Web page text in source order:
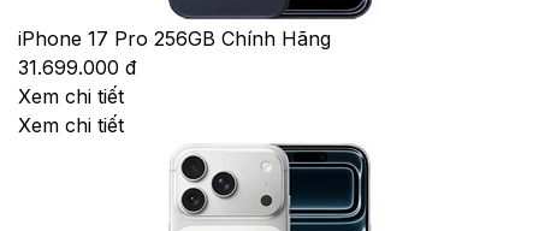
iPhone 17 Pro 256GB Chính Hãng
31.699.000 đ
Xem chi tiết
Xem chi tiết